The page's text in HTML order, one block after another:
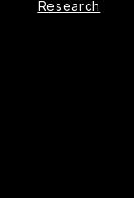
Research